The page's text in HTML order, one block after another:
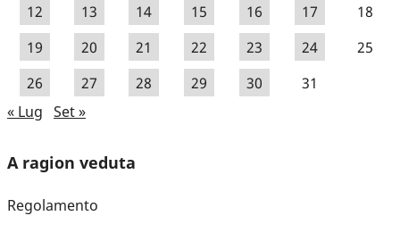
12
13 14 15 16 17
18
19
20 21 22 23 24
25
26
27 28 29 30
31
« Lug Set »
A ragion veduta
Regolamento